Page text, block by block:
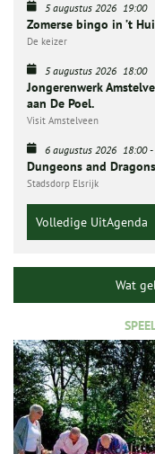
5 augustus 2026 19:00
Zomerse bingo in ’t
De keizer
5 augustus 2026 18:00
Jongerenwerk
aan De Poel.
Visit Amstelveen
6 augustus 2026 18:00-
Dungeons and
Stadsdorp Elsrijk
Volledige UitAgenda
Wat